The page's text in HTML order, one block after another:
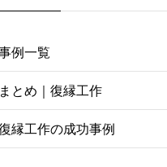
例一覧
とめ｜復縁工作
縁工作の成功事例